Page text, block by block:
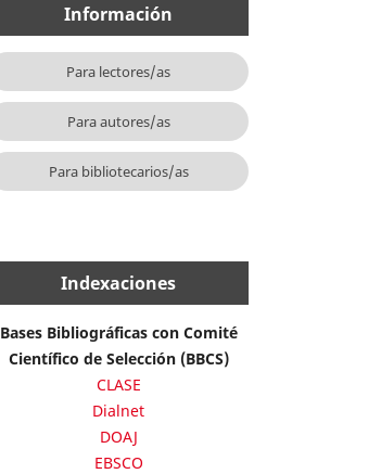
Información
Para lectores/as
Para autores/as
Para bibliotecarios/as
Indexaciones
Bases Bibliográficas con Comité
Científico de Selección (BBCS)
CLASE
Dialnet
DOAJ
EBSCO